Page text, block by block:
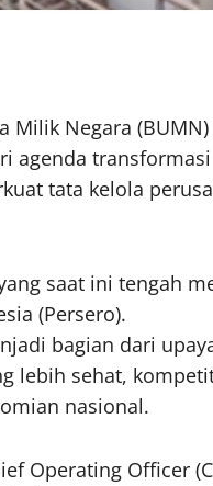
Milik Negara
agenda
tata kelola
saat ini tengah
(Persero).
bagian dari
lebih sehat,
nasional.
Operating Officer